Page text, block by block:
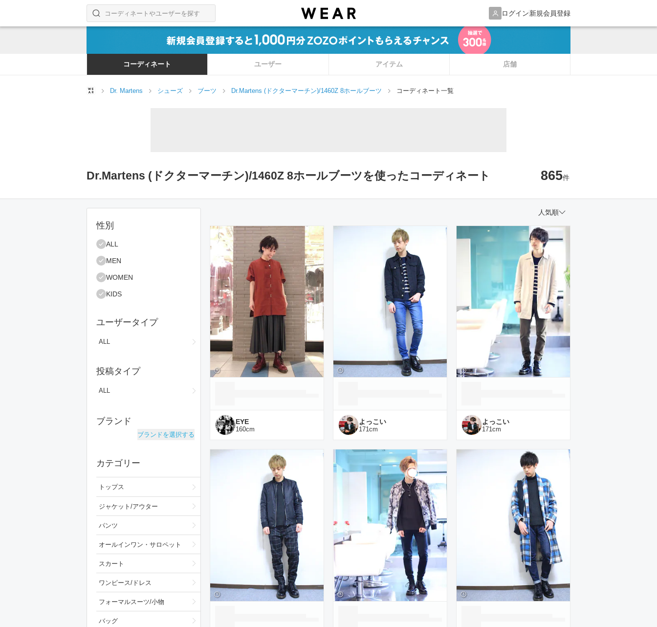
ログイン新規会員登録
コーディネートやユーザーを探す
検索する
コーディネート ユーザー アイテム 店舗
Dr. Martens シューズ ブーツ Dr.Martens (ドクターマーチン)/1460Z 8ホールブーツ コーディネート一覧
Dr.Martens (ドクターマーチン)/1460Z 8ホールブーツを使ったコーディネート 865件
絞り込み条件
性別
ALL
MEN
WOMEN
KIDS
ユーザータイプ
ALL
投稿タイプ
ALL
ブランド
ブランドを選択する
カテゴリー
トップス
ジャケット/アウター
パンツ
オールインワン・サロペット
スカート
ワンピース/ドレス
フォーマルスーツ/小物
バッグ
人気順
コーディネート一覧
EYE
160cm
よっこい
171 cm
よっこい
171 cm